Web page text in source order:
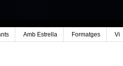
Amb Estrella Formatges Vi